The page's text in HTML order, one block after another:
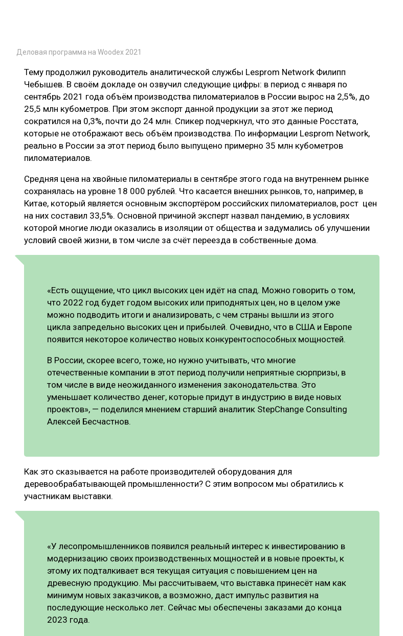
Деловая программа на Woodex 2021
Тему продолжил руководитель аналитической службы Lesprom Network Филипп
Чебышев. В своём докладе он озвучил следующие цифры: в период с января по
сентябрь 2021 года объём производства пиломатериалов в России вырос на 2,5%, до
25,5 млн кубометров. При этом экспорт данной продукции за этот же период
сократился на 0,3%, почти до 24 млн. Спикер подчеркнул, что это данные Росстата,
которые не отображают весь объём производства. По информации Lesprom Network,
реально в России за этот период было выпущено примерно 35 млн кубометров
пиломатериалов.
Средняя цена на хвойные пиломатериалы в сентябре этого года на внутреннем рынке
сохранялась на уровне 18 000 рублей. Что касается внешних рынков, то, например, в
Китае, который является основным экспортёром российских пиломатериалов, рост цен
на них составил 33,5%. Основной причиной эксперт назвал пандемию, в условиях
которой многие люди оказались в изоляции от общества и задумались об улучшении
условий своей жизни, в том числе за счёт переезда в собственные дома.
«Есть ощущение, что цикл высоких цен идёт на спад. Можно говорить о том,
что 2022 год будет годом высоких или приподнятых цен, но в целом уже
можно подводить итоги и анализировать, с чем страны вышли из этого
цикла запредельно высоких цен и прибылей. Очевидно, что в США и Европе
появится некоторое количество новых конкурентоспособных мощностей.
В России, скорее всего, тоже, но нужно учитывать, что многие
отечественные компании в этот период получили неприятные сюрпризы, в
том числе в виде неожиданного изменения законодательства. Это
уменьшает количество денег, которые придут в индустрию в виде новых
проектов», — поделился мнением старший аналитик StepChange Consulting
Алексей Бесчастнов.
Как это сказывается на работе производителей оборудования для
деревообрабатывающей промышленности? С этим вопросом мы обратились к
участникам выставки.
«У лесопромышленников появился реальный интерес к инвестированию в
модернизацию своих производственных мощностей и в новые проекты, к
этому их подталкивает вся текущая ситуация с повышением цен на
древесную продукцию. Мы рассчитываем, что выставка принесёт нам как
минимум новых заказчиков, а возможно, даст импульс развития на
последующие несколько лет. Сейчас мы обеспечены заказами до конца
2023 года.